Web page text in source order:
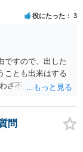
との慰謝料を配
評価される可能性
役にたった 3
ですので、出した
ことも出来はする
ざ不貞に触れない
する方針で進めて
言っても、事案に
に判断されるとは
させた原因が何だ
問